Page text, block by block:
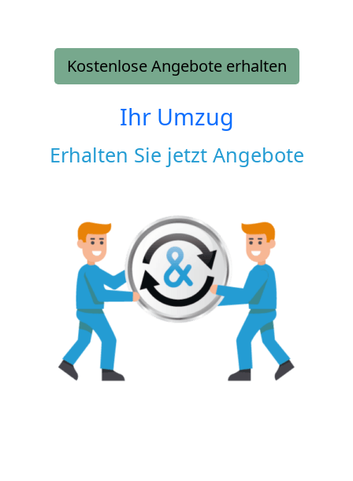
Kostenlose Angebote erhalten
Ihr Umzug
Erhalten Sie jetzt Angebote